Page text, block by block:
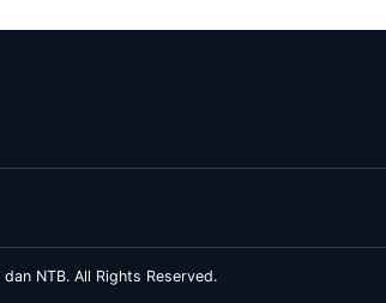
NTB. All Rights Reserved.